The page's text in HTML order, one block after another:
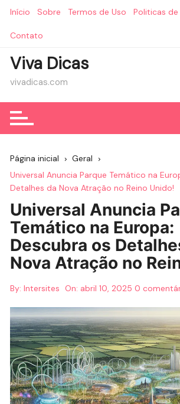
Início Sobre Termos de Uso Politicas
Contato
Viva Dicas
vivadicas.com
Página inicial
Geral
Universal Anuncia Parque Temático na
Detalhes da Nova Atração no Reino Unido!
Universal Anuncia
Temático na Europa:
Descubra os
Nova Atração no
By: Intersites On: abril 10, 2025 0